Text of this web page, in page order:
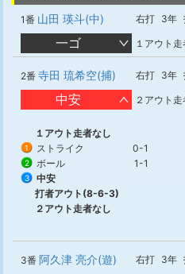
1番 山田 瑛斗(中) 右打 3年
一ゴ １アウト走
2番 寺田 琉希空(捕) 右打 3年
中安 ２アウト走
１アウト走者なし
1 ストライク 0-1
2 ボール 1-1
3
中安
打者アウト(8-6-3)
２アウト走者なし
3番 阿久津 亮介(遊) 右打 3年